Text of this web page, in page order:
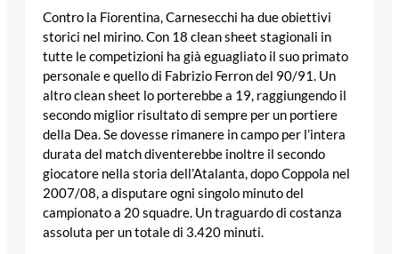
Contro la Fiorentina, Carnesecchi ha due obiettivi
storici nel mirino. Con 18 clean sheet stagionali in
tutte le competizioni ha già eguagliato il suo primato
personale e quello di Fabrizio Ferron del 90/91. Un
altro clean sheet lo porterebbe a 19, raggiungendo il
secondo miglior risultato di sempre per un portiere
della Dea. Se dovesse rimanere in campo per l’intera
durata del match diventerebbe inoltre il secondo
giocatore nella storia dell’Atalanta, dopo Coppola nel
2007/08, a disputare ogni singolo minuto del
campionato a 20 squadre. Un traguardo di costanza
assoluta per un totale di 3.420 minuti.